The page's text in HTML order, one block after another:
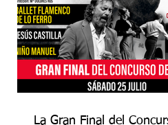
La Gran Final del